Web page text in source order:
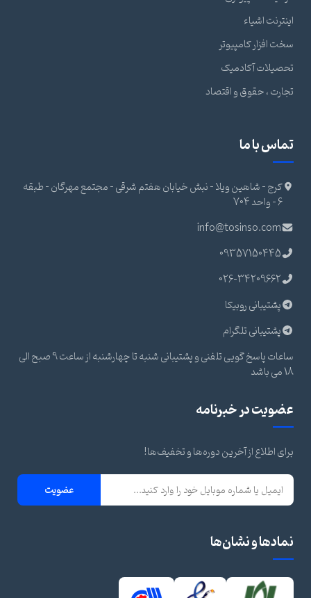
اینترنت اشیاء
سخت افزار کامپیوتر
تحصیلات آکادمیک
تجارت ، حقوق و اقتصاد
تماس با ما
کرج - شاهین ویلا - نبش خیابان هفتم شرقی - مجتمع مهرگان - طبقه
6 - واحد 704
info@tosinso.com
09357150445
026-34209662
پشتیبانی روبیکا
پشتیبانی تلگرام
ساعات پاسخ گویی تلفنی و پشتیبانی شنبه تا چهارشنبه از ساعت 9 صبح الی
18 می باشد
عضویت در خبرنامه
برای اطلاع از آخرین دوره‌ها و تخفیف‌ها!
عضویت
نمادها و نشان‌ها